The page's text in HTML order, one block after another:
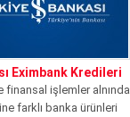
Eximbank Kredileri
finansal işlemler alnında
farklı banka ürünleri